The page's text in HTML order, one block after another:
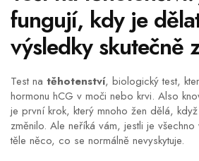
GENETICKÝ TEST
PRVNÍ TĚHOTENSKÝ TEST
fungují, kdy je
výsledky skutečně
Test na těhotenství, biologický test,
hormonu hCG v moči nebo krvi. Also
je první krok, který mnoho žen dělá,
změnilo. Ale neříká vám, jestli je
těle něco, co se normálně nevyskytuje.